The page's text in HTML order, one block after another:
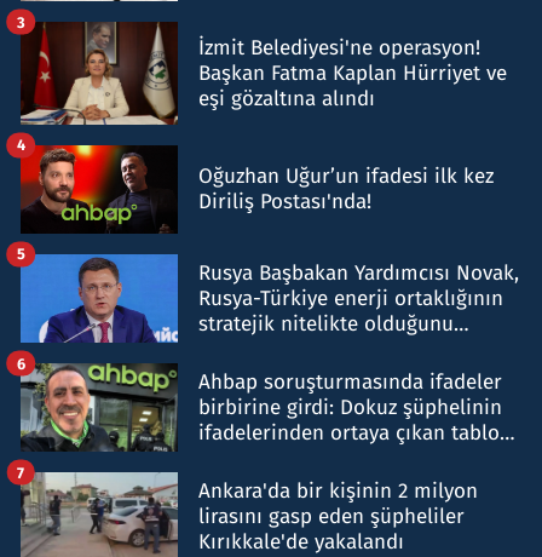
İzmit Belediyesi'ne operasyon!
Başkan Fatma Kaplan Hürriyet ve
eşi gözaltına alındı
3
Oğuzhan Uğur’un ifadesi ilk kez
Diriliş Postası'nda!
4
Rusya Başbakan Yardımcısı Novak,
Rusya-Türkiye enerji ortaklığının
stratejik nitelikte olduğunu
5
Ahbap soruşturmasında ifadeler
birbirine girdi: Dokuz şüphelinin
ifadelerinden ortaya çıkan tablo
6
Ankara'da bir kişinin 2 milyon
lirasını gasp eden şüpheliler
Kırıkkale'de yakalandı
7